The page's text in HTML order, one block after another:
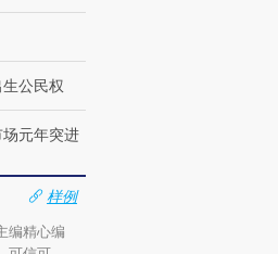
公民权
场元年突进
样例
编精心编